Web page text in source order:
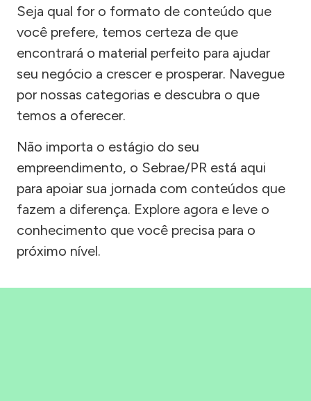
Seja qual for o formato de conteúdo que
você prefere, temos certeza de que
encontrará o material perfeito para ajudar
seu negócio a crescer e prosperar. Navegue
por nossas categorias e descubra o que
temos a oferecer.
Não importa o estágio do seu
empreendimento, o Sebrae/PR está aqui
para apoiar sua jornada com conteúdos que
fazem a diferença. Explore agora e leve o
conhecimento que você precisa para o
próximo nível.